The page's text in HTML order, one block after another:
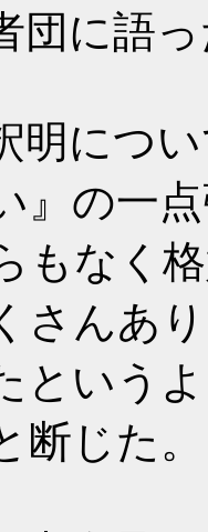
団に語
につ
』の一
もなく
さんあ
という
断じた。